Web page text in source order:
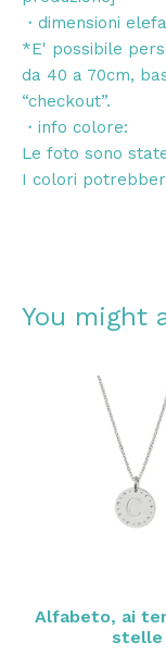
・dimensioni
*E' possibile
da 40 a 70cm,
“checkout”.
・info colore:
Le foto sono
I colori
You might
Alfabeto, ai
stelle